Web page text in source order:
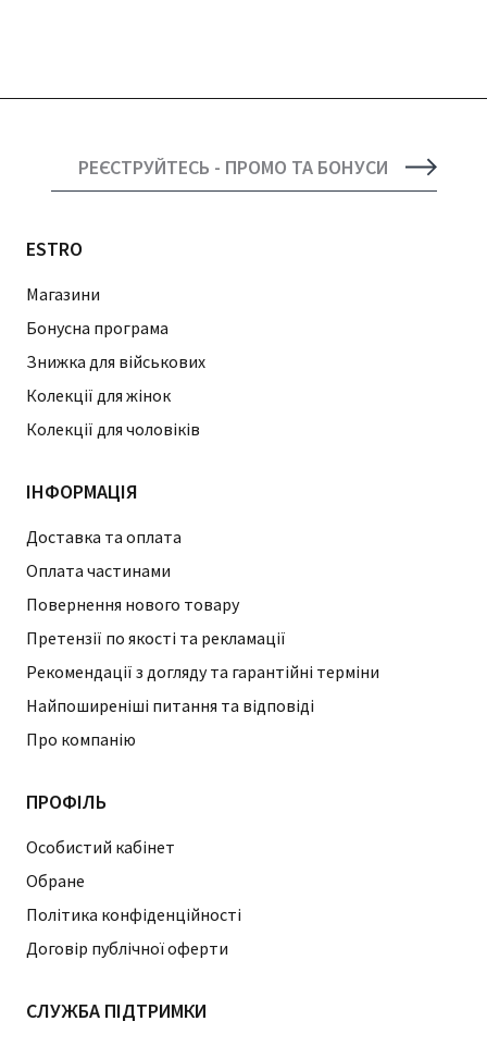
РЕЄСТРУЙТЕСЬ - ПРОМО ТА БОНУСИ
ESTRO
Магазини
Бонусна програма
Знижка для військових
Колекції для жінок
Колекції для чоловіків
ІНФОРМАЦІЯ
Доставка та оплата
Оплата частинами
Повернення нового товару
Претензії по якості та рекламації
Рекомендації з догляду та гарантійні терміни
Найпоширеніші питання та відповіді
Про компанію
ПРОФІЛЬ
Особистий кабінет
Обране
Політика конфіденційності
Договір публічної оферти
СЛУЖБА ПІДТРИМКИ